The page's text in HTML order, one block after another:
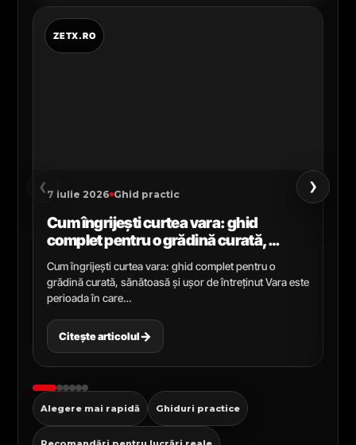
‹ 7 iulie 2026 Ghid practic
Cum îngrijești curtea vara: ghid
complet pentru o grădină curată,
sănătoasă și ușor de întreținut
Cum îngrijești curtea vara: ghid complet pentru o
grădină curată, sănătoasă și ușor de întreținut Vara este
perioada în care…
Citește articolul→
›
Alegere mai rapidă Ghiduri practice